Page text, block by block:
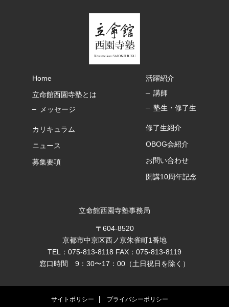
Home
立命館西園寺塾とは
メッセージ
カリキュラム
ニュース
募集要項
活躍紹介
講師
塾生・修了生
修了生紹介
OBOG会紹介
お問い合わせ
開講10周年記念
立命館西園寺塾事務局
〒604-8520
京都市中京区西ノ京朱雀町1番地
TEL：075-813-8118 FAX：075-813-8119
窓口時間 9：30〜17：00（土日祝日を除く）
サイトポリシー プライバシーポリシー